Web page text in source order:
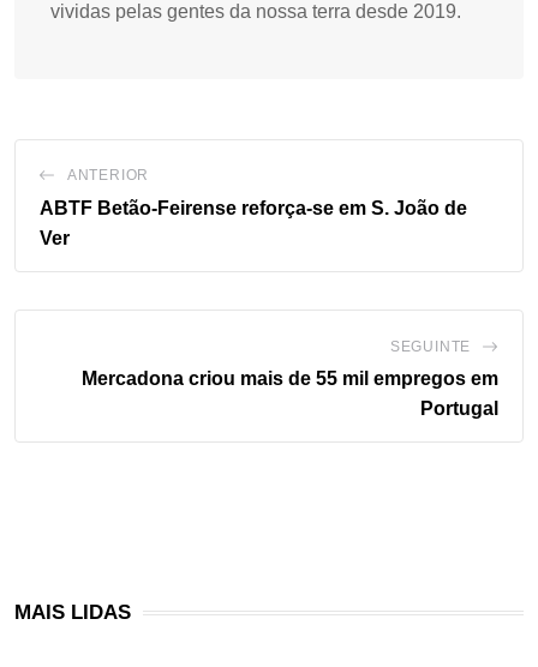
vividas pelas gentes da nossa terra desde 2019.
ANTERIOR
ABTF Betão-Feirense reforça-se em S. João de
Ver
SEGUINTE
Mercadona criou mais de 55 mil empregos em
Portugal
MAIS LIDAS